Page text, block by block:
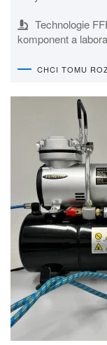
Technologie
komponent a
CHCI TOMU